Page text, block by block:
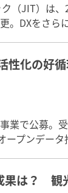
（JIT）は
DXをさら
性化の好
業で公募。
プンデータ
は？ 観